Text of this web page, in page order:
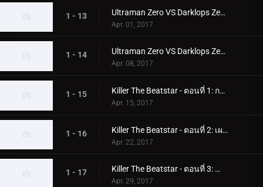
1 - 13 Ultraman Zero VS Darklops Zero - ตอนที่ 2: กระสุนเวทมนตร์แห่งความมืด
Apr. 01, 2017
1 - 14 Ultraman Zero VS Darklops Zero - ตอนที่ 3: บิ๊กแบงแห่งเปลวไฟ
Apr. 08, 2017
1 - 15 Killer The Beatstar - ตอนที่ 1: กองทัพเหล็ก
Apr. 15, 2017
1 - 16 Killer The Beatstar - ตอนที่ 2: เผด็จการเหล็ก
Apr. 22, 2017
1 - 17 Killer The Beatstar - ตอนที่ 3: น้ำตาเหล็ก
Apr. 29, 2017